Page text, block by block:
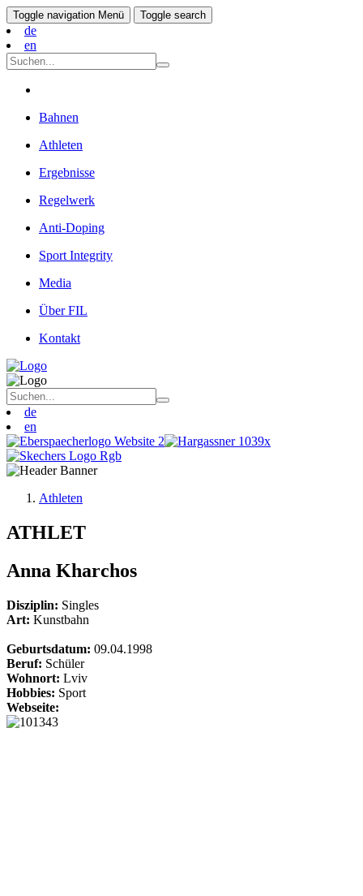
Toggle navigation Menü Toggle search
de
en
Bahnen
Athleten
Ergebnisse
Regelwerk
Anti-Doping
Sport Integrity
Media
Über FIL
Kontakt
de
en
Athleten
ATHLET
Anna Kharchos
Disziplin: Singles
Art: Kunstbahn
Geburtsdatum: 09.04.1998
Beruf: Schüler
Wohnort: Lviv
Hobbies: Sport
Webseite: